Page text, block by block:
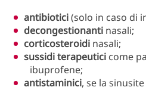
antibiotici(solo in caso di
decongestionanti nasali;
corticosteroidi nasali;
sussiditerapeutici come
ibuprofene;
antistaminici, se la